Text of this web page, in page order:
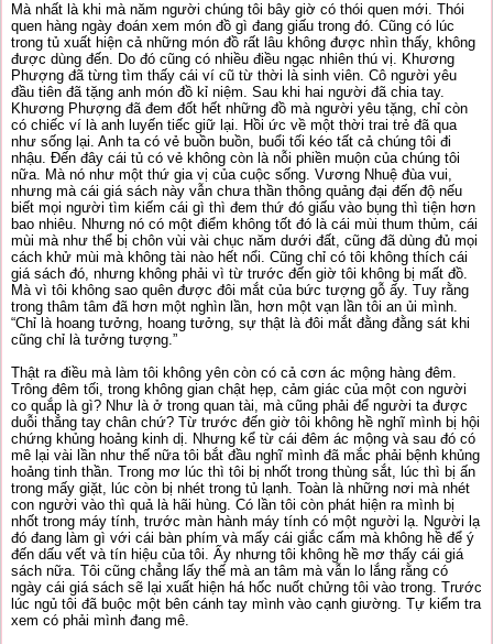
Mà nhất là khi mà năm người chúng tôi bây giờ có thói quen mới. Thói
quen hàng ngày đoán xem món đồ gì đang giấu trong đó. Cũng có lúc
trong tủ xuất hiện cả những món đồ rất lâu không được nhìn thấy, không
được dùng đến. Do đó cũng có nhiều điều ngạc nhiên thú vị. Khương
Phượng đã từng tìm thấy cái ví cũ từ thời là sinh viên. Cô người yêu
đầu tiên đã tặng anh món đồ kỉ niệm. Sau khi hai người đã chia tay.
Khương Phượng đã đem đốt hết những đồ mà người yêu tặng, chỉ còn
có chiếc ví là anh luyến tiếc giữ lại. Hồi ức về một thời trai trẻ đã qua
như sống lại. Anh ta có vẻ buồn buồn, buổi tối kéo tất cả chúng tôi đi
nhậu. Đến đây cái tủ có vẻ không còn là nỗi phiền muộn của chúng tôi
nữa. Mà nó như một thứ gia vị của cuộc sống. Vương Nhuệ đùa vui,
nhưng mà cái giá sách này vẫn chưa thần thông quảng đại đến độ nếu
biết mọi người tìm kiếm cái gì thì đem thứ đó giấu vào bụng thì tiện hơn
bao nhiêu. Nhưng nó có một điểm không tốt đó là cái mùi thum thủm, cái
mùi mà như thể bị chôn vùi vài chục năm dưới đất, cũng đã dùng đủ mọi
cách khử mùi mà không tài nào hết nổi. Cũng chỉ có tôi không thích cái
giá sách đó, nhưng không phải vì từ trước đến giờ tôi không bị mất đồ.
Mà vì tôi không sao quên được đôi mắt của bức tượng gỗ ấy. Tuy rằng
trong thâm tâm đã hơn một nghìn lần, hơn một vạn lần tôi an ủi mình.
“Chỉ là hoang tưởng, hoang tưởng, sự thật là đôi mắt đằng đằng sát khi
cũng chỉ là tưởng tượng.”
Thật ra điều mà làm tôi không yên còn có cả cơn ác mộng hàng đêm.
Trông đêm tối, trong không gian chật hẹp, cảm giác của một con người
co quắp là gì? Như là ở trong quan tài, mà cũng phải để người ta được
duỗi thẳng tay chân chứ? Từ trước đến giờ tôi không hề nghĩ mình bị hội
chứng khủng hoảng kinh dị. Nhưng kể từ cái đêm ác mộng và sau đó có
mê lại vài lần như thế nữa tôi bắt đầu nghĩ mình đã mắc phải bệnh khủng
hoảng tinh thần. Trong mơ lúc thì tôi bị nhốt trong thùng sắt, lúc thì bị ấn
trong mấy giặt, lúc còn bị nhét trong tủ lạnh. Toàn là những nơi mà nhét
con người vào thì quả là hãi hùng. Có lần tôi còn phát hiện ra mình bị
nhốt trong máy tính, trước màn hành máy tính có một người lạ. Người lạ
đó đang làm gì với cái bàn phím và mấy cái giắc cấm mà không hề để ý
đến dấu vết và tín hiệu của tôi. Ấy nhưng tôi không hề mơ thấy cái giá
sách nữa. Tôi cũng chẳng lấy thế mà an tâm mà vẫn lo lắng rằng có
ngày cái giá sách sẽ lại xuất hiện há hốc nuốt chửng tôi vào trong. Trước
lúc ngủ tôi đã buộc một bên cánh tay mình vào cạnh giường. Tự kiểm tra
xem có phải mình đang mê.